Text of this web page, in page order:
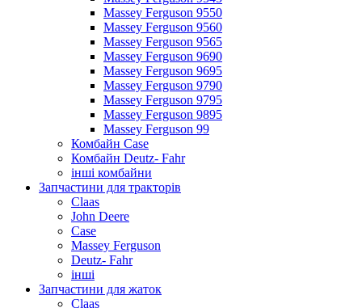
Massey Ferguson 9550
Massey Ferguson 9560
Massey Ferguson 9565
Massey Ferguson 9690
Massey Ferguson 9695
Massey Ferguson 9790
Massey Ferguson 9795
Massey Ferguson 9895
Massey Ferguson 99
Комбайн Case
Комбайн Deutz- Fahr
інші комбайни
Запчастини для тракторів
Claas
John Deere
Case
Massey Ferguson
Deutz- Fahr
інші
Запчастини для жаток
Claas